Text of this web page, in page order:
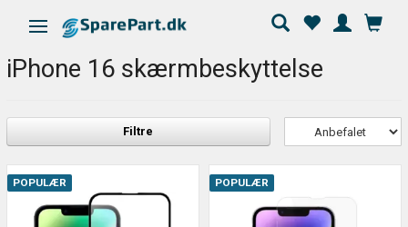
Skifte navigation
iPhone 16 skærmbeskyttelse
Filtre
POPULÆR POPULÆR